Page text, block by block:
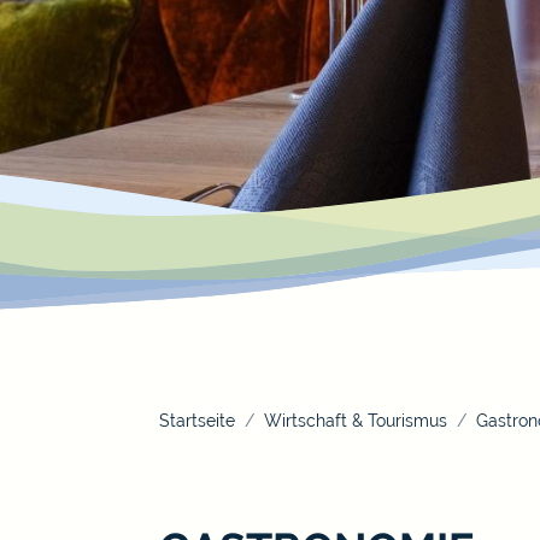
Startseite Wirtschaft & Tourismus